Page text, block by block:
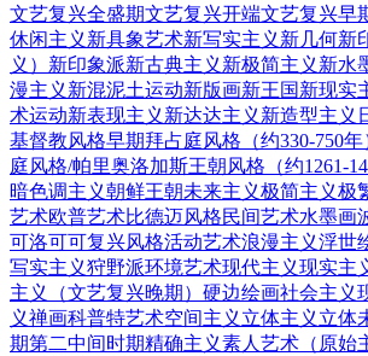
文艺复兴全盛期文艺复兴开端文艺复兴早
休闲主义 新具象艺术新写实主义 新几何新
义） 新印象派新古典主义 新极简主义 新水
漫主义 新混泥土运动新版画新王国新现实
术运动新表现主义 新达达主义 新造型主义
基督教风格早期拜占庭风格（约330-750年
庭风格/帕里奥洛加斯王朝风格（约1261-
暗色调主义朝鲜王朝未来主义极简主义极
艺术欧普艺术比德迈风格民间艺术水墨画
可洛可可复兴风格活动艺术浪漫主义浮世
写实主义狩野派环境艺术现代主义现实主
主义（文艺复兴晚期） 硬边绘画社会主义
义禅画科普特艺术空间主义 立体主义 立体
期第二中间时期精确主义素人艺术（原始